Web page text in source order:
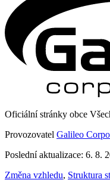
Oficiální stránky obce
Provozovatel Galileo
Poslední aktualizace: 6. 8.
Změna vzhledu, Struktura